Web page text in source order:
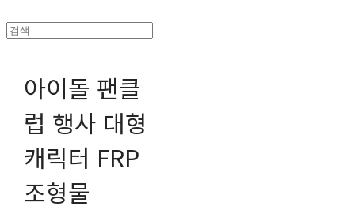
아이돌 팬클
럽 행사 대형
캐릭터 FRP
조형물